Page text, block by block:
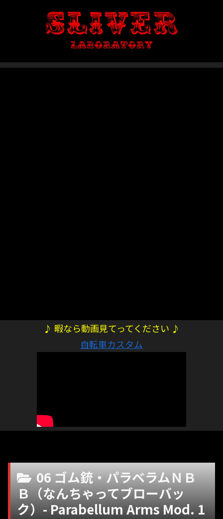
♪ 暇なら動画見てってください ♪
自転車カスタム
06 ゴム銃・パラベラムＮＢ
Ｂ（なんちゃってブローバッ
ク）- Parabellum Arms Mod. 1